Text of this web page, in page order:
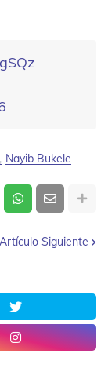
Nayib Bukele
Artículo Siguiente